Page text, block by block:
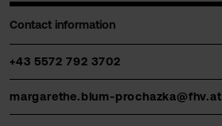
Contact information
+43 5572 792 3702
margarethe.blum-prochazka@fhv.at